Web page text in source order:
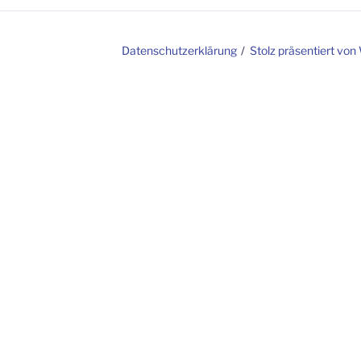
Datenschutzerklärung Stolz präsentiert von